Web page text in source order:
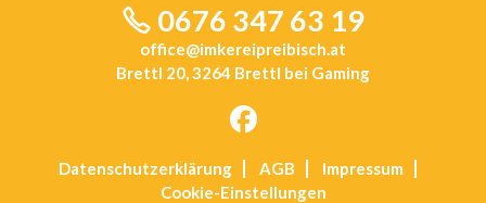
0676 347 63 19
office@imkereipreibisch.at
Brettl 20, 3264 Brettl bei Gaming
a
Datenschutz­erklärung AGB
Impressum
Cookie-Einstellungen